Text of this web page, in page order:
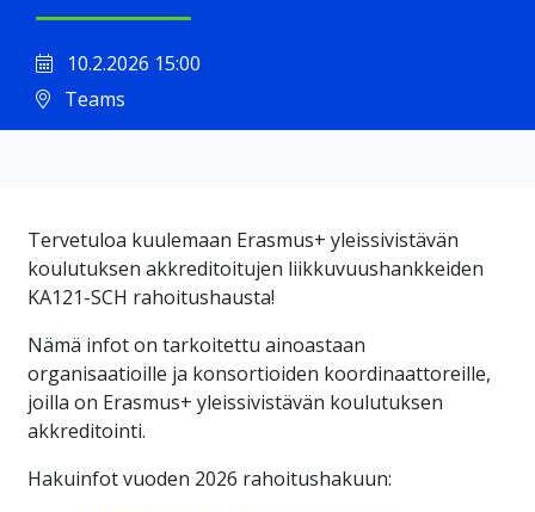
10.2.2026 15:00
Teams
Tervetuloa kuulemaan Erasmus+ yleissivistävän
koulutuksen akkreditoitujen liikkuvuushankkeiden
KA121-SCH rahoitushausta!
Nämä infot on tarkoitettu ainoastaan
organisaatioille ja konsortioiden koordinaattoreille,
joilla on Erasmus+ yleissivistävän koulutuksen
akkreditointi.
Hakuinfot vuoden 2026 rahoitushakuun: